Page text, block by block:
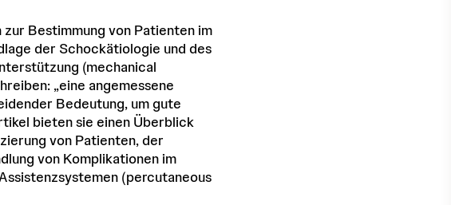
Bestimmung von Patienten im
der Schockätiologie und des
(mechanical
„eine angemessene
Bedeutung, um gute
bieten sie einen Überblick
von Patienten, der
von Komplikationen im
(percutaneous